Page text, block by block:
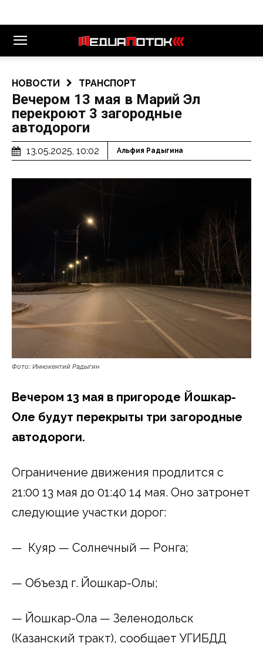
НОВОСТИ ТРАНСПОРТ
Вечером 13 мая в Марий Эл
перекроют 3 загородные
автодороги
13.05.2025, 10:02 Альфия Радыгина
Фото: Иннокентий Радыгин
Вечером 13 мая в пригороде Йошкар-
Оле будут перекрыты три загородные
автодороги.
Ограничение движения продлится с
21:00 13 мая до 01:40 14 мая. Оно затронет
следующие участки дорог:
— Куяр — Солнечный — Ронга;
— Объезд г. Йошкар-Олы;
— Йошкар-Ола — Зеленодольск
(Казанский тракт), сообщает УГИБДД